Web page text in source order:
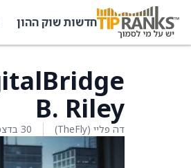
חדשות שוק ההון
B. Riley
דה פליי (TheFly) 30 בדצמבר 2025